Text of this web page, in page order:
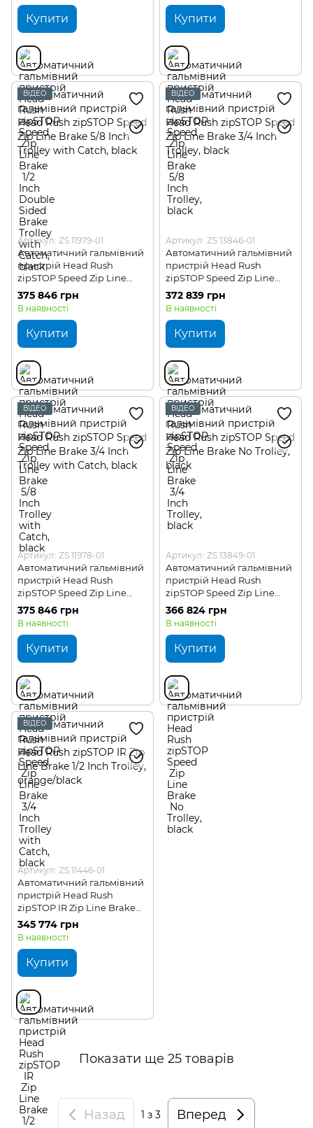
Купити Купити
ВІДЕО
Артикул: ZS 11979-01
Автоматичний гальмівний
пристрій Head Rush
zipSTOP Speed Zip Line
Brake 5/8 Inch Trolley with
Catch
375 846 грн
В наявності
Купити
ВІДЕО
Артикул: ZS 13846-01
Автоматичний гальмівний
пристрій Head Rush
zipSTOP Speed Zip Line
Brake 3/4 Inch Trolley
372 839 грн
В наявності
Купити
ВІДЕО
Артикул: ZS 11978-01
Автоматичний гальмівний
пристрій Head Rush
zipSTOP Speed Zip Line
Brake 3/4 Inch Trolley with
Catch
375 846 грн
В наявності
Купити
ВІДЕО
Артикул: ZS 13849-01
Автоматичний гальмівний
пристрій Head Rush
zipSTOP Speed Zip Line
Brake No Trolley
366 824 грн
В наявності
Купити
ВІДЕО
Артикул: ZS 11446-01
Автоматичний гальмівний
пристрій Head Rush
zipSTOP IR Zip Line Brake
1/2 Inch Trolley
345 774 грн
В наявності
Купити
Показати ще 25 товарів
Назад 1 з 3 Вперед